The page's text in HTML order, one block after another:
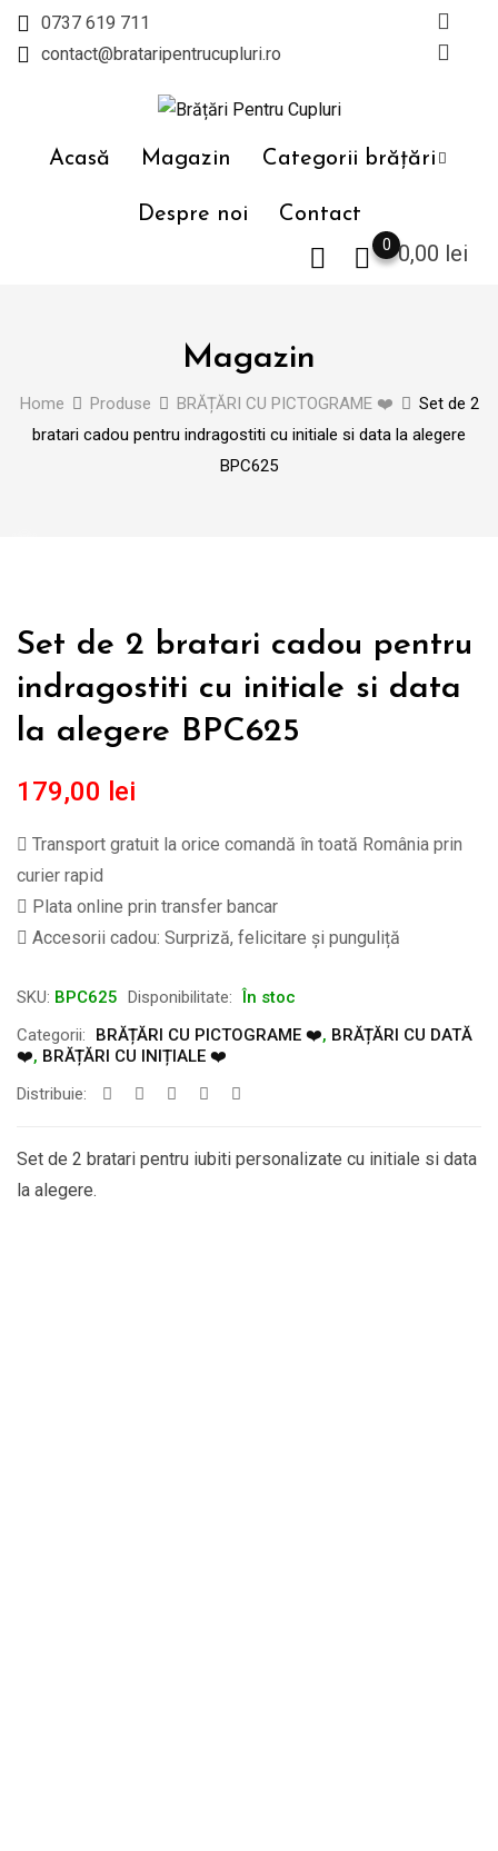
Skip
0737 619 711
contact@brataripentrucupluri.ro
Acasă Magazin Categorii brățări
Despre noi Contact
0,00 lei
0
Magazin
Home Produse BRĂȚĂRI CU PICTOGRAME ❤️
Set de 2
bratari cadou pentru indragostiti cu initiale si data la alegere
BPC625
Set de 2 bratari cadou pentru
indragostiti cu initiale si data
la alegere BPC625
179,00 lei
Transport gratuit la orice comandă în toată România prin
curier rapid
Plata online prin transfer bancar
Accesorii cadou: Surpriză, felicitare și punguliță
SKU: BPC625 Disponibilitate: În stoc
Categorii:
BRĂȚĂRI CU PICTOGRAME ❤️, BRĂȚĂRI CU DATĂ
❤️, BRĂȚĂRI CU INIȚIALE ❤️
Distribuie:
Set de 2 bratari pentru iubiti personalizate cu initiale si data
la alegere.